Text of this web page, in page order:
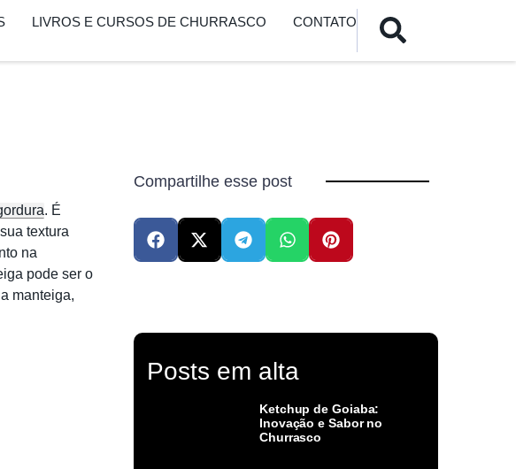
LIVROS E CURSOS DE CHURRASCO CONTATO
. É
textura
na
pode ser o
manteiga,
Compartilhe esse post
Posts em alta
Ketchup de Goiaba:
Inovação e Sabor no
Churrasco